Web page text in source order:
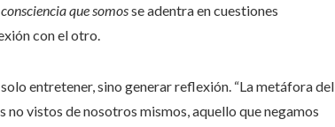
que somosse adentra en cuestiones
con el otro.
entretener, sino generar reflexión. “La metáfora del
vistos de nosotros mismos, aquello que negamos